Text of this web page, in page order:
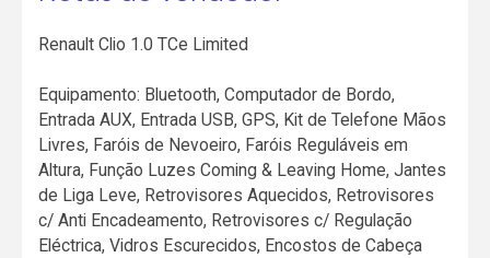
Renault Clio 1.0 TCe Limited
Equipamento: Bluetooth, Computador de Bordo,
Entrada AUX, Entrada USB, GPS, Kit de Telefone Mãos
Livres, Faróis de Nevoeiro, Faróis Reguláveis em
Altura, Função Luzes Coming & Leaving Home, Jantes
de Liga Leve, Retrovisores Aquecidos, Retrovisores
c/ Anti Encadeamento, Retrovisores c/ Regulação
Eléctrica, Vidros Escurecidos, Encostos de Cabeça